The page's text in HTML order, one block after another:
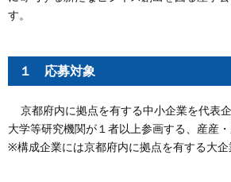
す。
１ 応募対象
京都府内に拠点を有する中小企業を代表
大学等研究機関が１者以上参画する、産産・
※構成企業には京都府内に拠点を有する大企